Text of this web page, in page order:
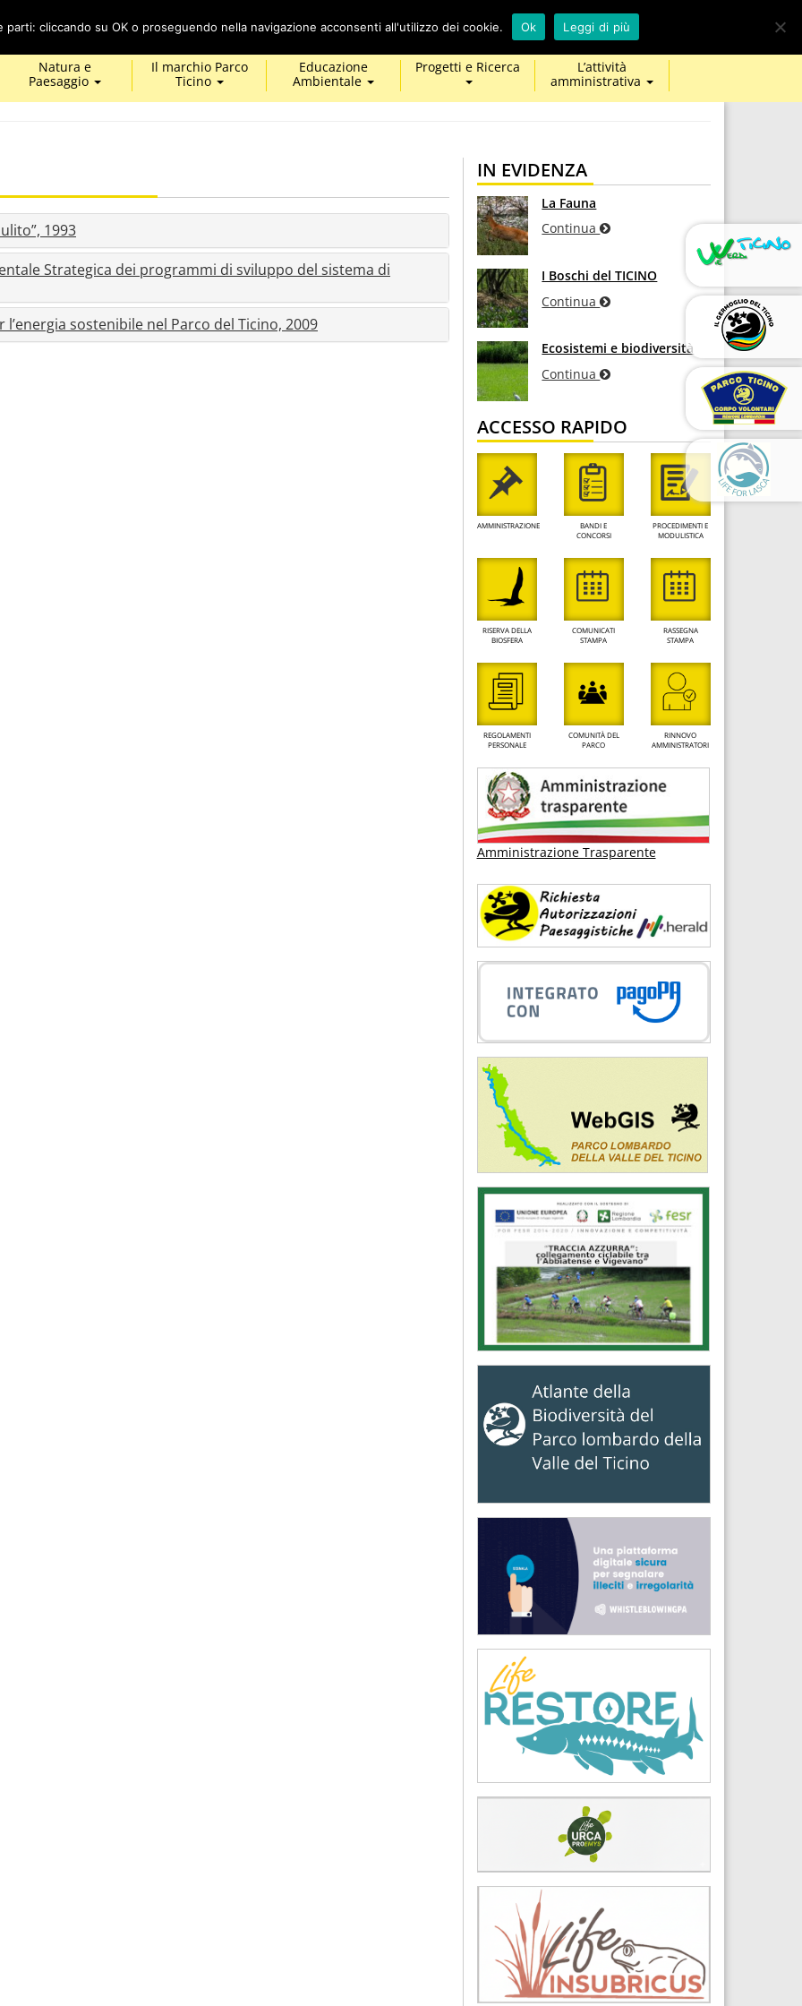
Cerca
map-
marker
calendar
Natura e
Paesaggio
Il marchio Parco
Ticino
Educazione
Ambientale
Progetti e Ricerca
L’attività
amministrativa
1993
Strategica dei programmi di sviluppo del sistema di
l’energia sostenibile nel Parco del Ticino, 2009
IN EVIDENZA
La Fauna
Continua
I Boschi del TICINO
Continua
Ecosistemi e biodiversità
Continua
ACCESSO RAPIDO
AMMINISTRAZIONE
BANDI E
CONCORSI
PROCEDIMENTI E
MODULISTICA
RISERVA DELLA
BIOSFERA
COMUNICATI
STAMPA
RASSEGNA
STAMPA
REGOLAMENTI
PERSONALE
COMUNITÀ DEL
PARCO
RINNOVO
AMMINISTRATORI
Amministrazione Trasparente
cliccando su OK o proseguendo nella navigazione acconsenti all'utilizzo dei cookie. Ok Leggi di più